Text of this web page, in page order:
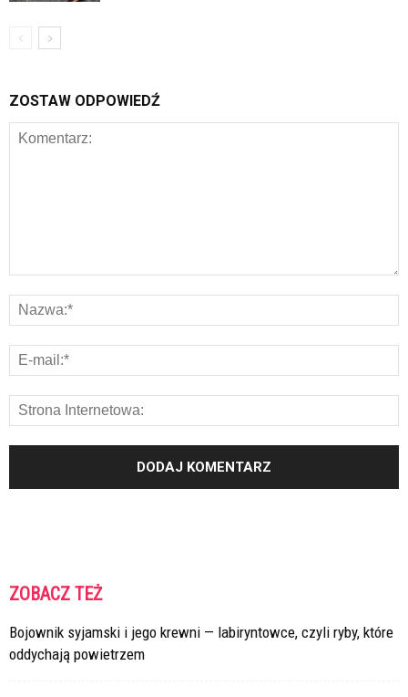
ZOSTAW ODPOWIEDŹ
ZOBACZ TEŻ
Bojownik syjamski i jego krewni — labiryntowce, czyli ryby, które
oddychają powietrzem